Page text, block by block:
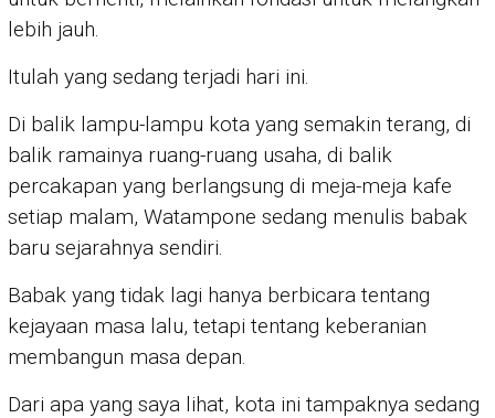
lebih jauh.
Itulah yang sedang terjadi hari ini.
Di balik lampu-lampu kota yang semakin terang, di
balik ramainya ruang-ruang usaha, di balik
percakapan yang berlangsung di meja-meja kafe
setiap malam, Watampone sedang menulis babak
baru sejarahnya sendiri.
Babak yang tidak lagi hanya berbicara tentang
kejayaan masa lalu, tetapi tentang keberanian
membangun masa depan.
Dari apa yang saya lihat, kota ini tampaknya sedang